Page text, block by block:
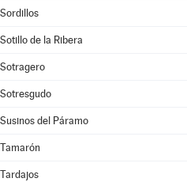
Sordillos
Sotillo de la Ribera
Sotragero
Sotresgudo
Susinos del Páramo
Tamarón
Tardajos